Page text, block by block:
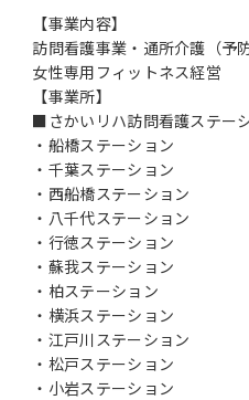
【事業内容】
訪問看護事業・通所介護（予
女性専用フィットネス経営
【事業所】
■さかいリハ訪問看護ステー
・船橋ステーション
・千葉ステーション
・西船橋ステーション
・八千代ステーション
・行徳ステーション
・蘇我ステーション
・柏ステーション
・横浜ステーション
・江戸川ステーション
・松戸ステーション
・小岩ステーション